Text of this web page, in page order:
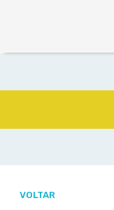
VOLTAR